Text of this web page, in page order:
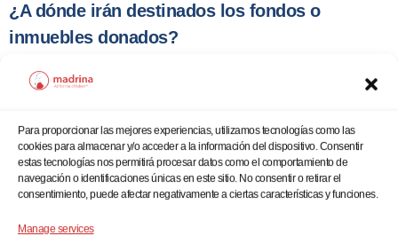
Para proporcionar las mejores experiencias, utilizamos tecnologías como las
cookies para almacenar y/o acceder a la información del dispositivo. Consentir
estas tecnologías nos permitirá procesar datos como el comportamiento de
navegación o identificaciones únicas en este sitio. No consentir o retirar el
consentimiento, puede afectar negativamente a ciertas características y funciones.
Manage services
¿A dónde irán destinados los fondos o
inmuebles donados?
Fundación Madrina se destinarán íntegramente a
directamente a niños y madres vulnerables, con el
objetivo de mejorar la vida de las mujeres y niños
a los que atendemos.